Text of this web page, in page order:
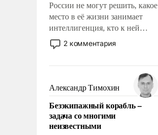
России не могут решить, какое
место в её жизни занимает
интеллигенция, кто к ней
принадлежит, а кого из неё
исключили с правом
чем она отличается от просто
образованных людей. Иногда
казалось, что эти вопросы
решены раз и навсегда, но –
нет, не решены.
2 комментария
Александр Тимохин
Безэкипажный корабль –
задача со многими
неизвестными